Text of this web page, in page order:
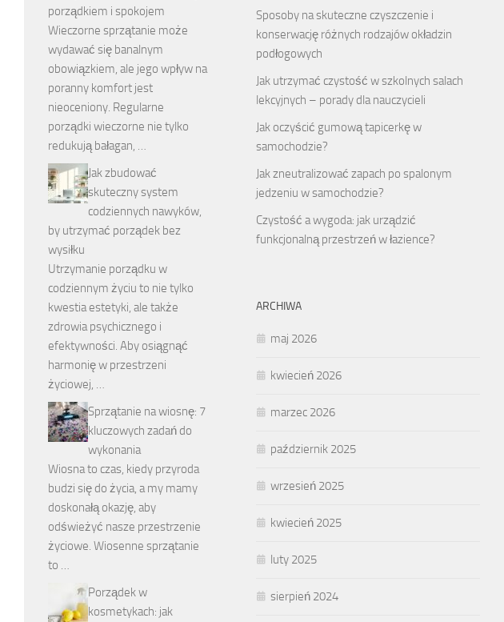
Sposoby na skuteczne czyszczenie i
konserwację różnych rodzajów okładzin
podłogowych
Jak utrzymać czystość w szkolnych salach
lekcyjnych – porady dla nauczycieli
Jak oczyścić gumową tapicerkę w
samochodzie?
Jak zneutralizować zapach po spalonym
jedzeniu w samochodzie?
Czystość a wygoda: jak urządzić
funkcjonalną przestrzeń w łazience?
ARCHIWA
maj 2026
kwiecień 2026
marzec 2026
październik 2025
wrzesień 2025
kwiecień 2025
luty 2025
sierpień 2024
porządkiem i spokojem
Wieczorne sprzątanie może
wydawać się banalnym
obowiązkiem, ale jego wpływ na
poranny komfort jest
nieoceniony. Regularne
porządki wieczorne nie tylko
redukują bałagan, …
Jak zbudować
skuteczny system
codziennych nawyków,
by utrzymać porządek bez
wysiłku
Utrzymanie porządku w
codziennym życiu to nie tylko
kwestia estetyki, ale także
zdrowia psychicznego i
efektywności. Aby osiągnąć
harmonię w przestrzeni
życiowej, …
Sprzątanie na wiosnę: 7
kluczowych zadań do
wykonania
Wiosna to czas, kiedy przyroda
budzi się do życia, a my mamy
doskonałą okazję, aby
odświeżyć nasze przestrzenie
życiowe. Wiosenne sprzątanie
to …
Porządek w
kosmetykach: jak